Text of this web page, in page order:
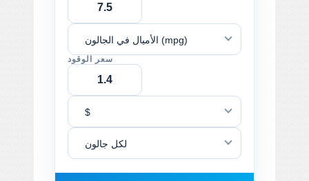
الأميال في الجالون (mpg)
سعر الوقود
$
لكل جالون